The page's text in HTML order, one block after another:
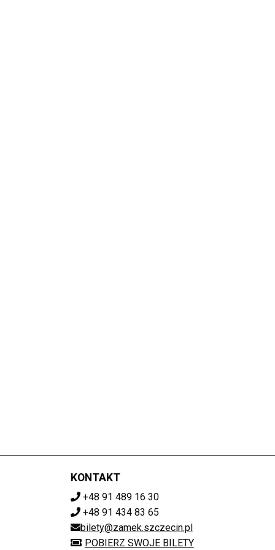
KONTAKT
+48 91 489 16 30
+48 91 434 83 65
bilety@zamek.szczecin.pl
POBIERZ SWOJE BILETY